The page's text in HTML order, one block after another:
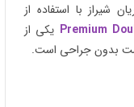
شیراز با استفاده از
یکی از
بدون جراحی است.